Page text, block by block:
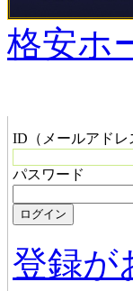
格安ホ
ID（メールアドレ
パスワード
登録が